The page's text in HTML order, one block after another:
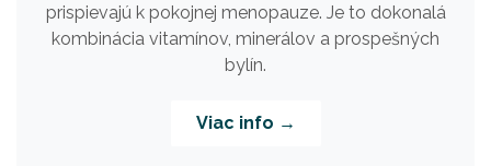
prispievajú k pokojnej menopauze. Je to dokonalá
kombinácia vitamínov, minerálov a prospešných
bylín.
Viac info →